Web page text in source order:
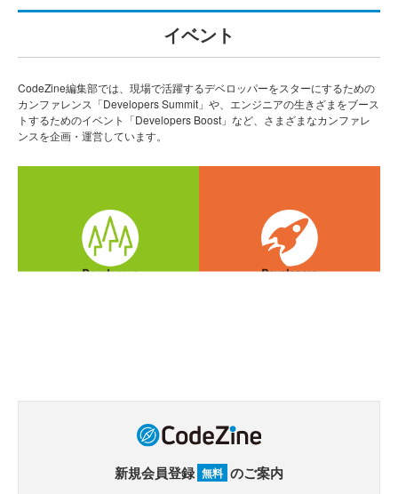
イベント
CodeZine編集部では、現場で活躍するデベロッパーをスターにするための
カンファレンス「Developers Summit」や、エンジニアの生きざまをブース
トするためのイベント「Developers Boost」など、さまざまなカンファレ
ンスを企画・運営しています。
新規会員登録 無料 のご案内